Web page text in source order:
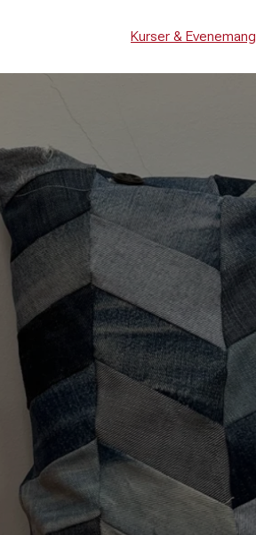
Kurser & Evenemang